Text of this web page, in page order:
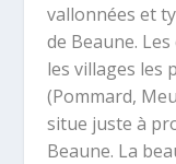
vallonnées et
de Beaune.
les villages les
(Pommard,
situe juste à
Beaune. La